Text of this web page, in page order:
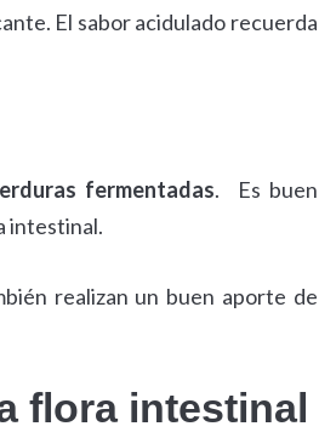
El sabor acidulado recuerda
fermentadas. Es buen
intestinal.
realizan un buen aporte de
flora intestinal